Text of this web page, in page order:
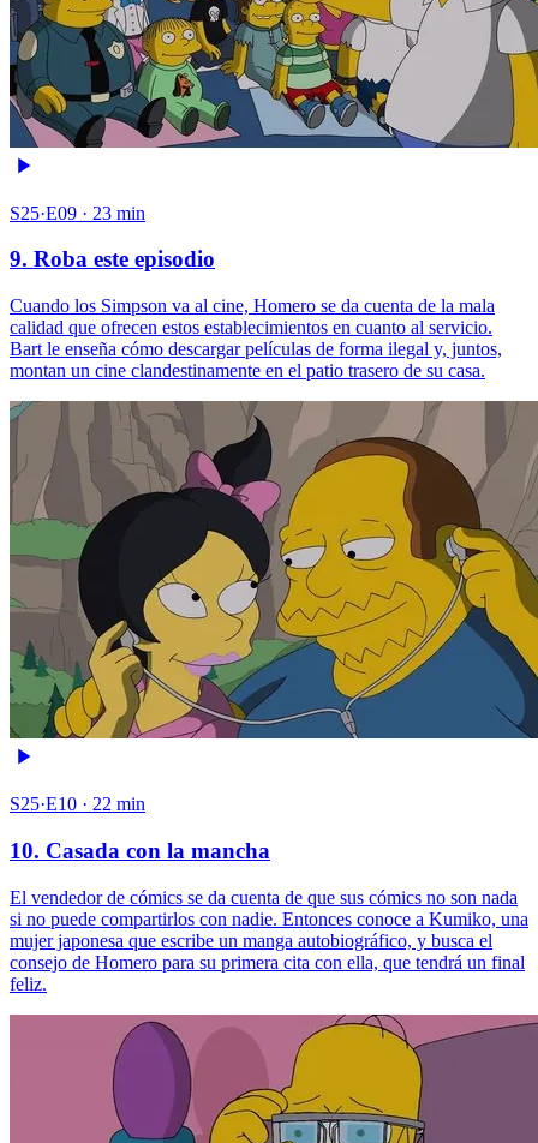
S25·E09 · 23 min
9. Roba este episodio
Cuando los Simpson va al cine, Homero se da cuenta de la mala
calidad que ofrecen estos establecimientos en cuanto al servicio.
Bart le enseña cómo descargar películas de forma ilegal y, juntos,
montan un cine clandestinamente en el patio trasero de su casa.
S25·E10 · 22 min
10. Casada con la mancha
El vendedor de cómics se da cuenta de que sus cómics no son nada
si no puede compartirlos con nadie. Entonces conoce a Kumiko, una
mujer japonesa que escribe un manga autobiográfico, y busca el
consejo de Homero para su primera cita con ella, que tendrá un final
feliz.